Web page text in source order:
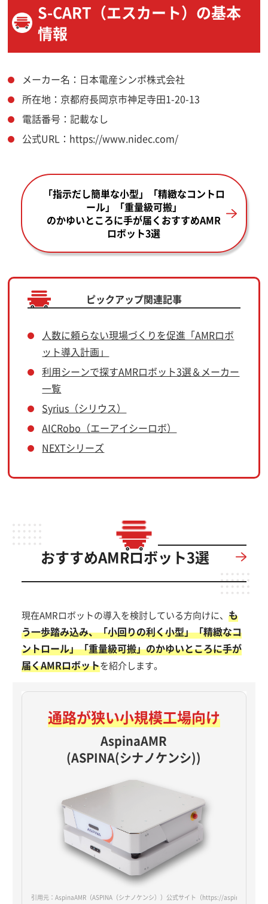
S-CART（エスカート）の基本
情報
メーカー名：日本電産シンポ株式会社
所在地：京都府長岡京市神足寺田1-20-13
電話番号：記載なし
公式URL：https://www.nidec.com/
「指示だし簡単な小型」「精緻なコントロ
ール」「重量級可搬」
のかゆいところに手が届くおすすめAMR
ロボット3選
ピックアップ関連記事
人数に頼らない現場づくりを促進「AMRロボ
ット導入計画」
利用シーンで探すAMRロボット3選＆メーカー
一覧
Syrius（シリウス）
AICRobo（エーアイシーロボ）
NEXTシリーズ
おすすめAMRロボット3選
現在AMRロボットの導入を検討している方向けに、も
う一歩踏み込み、「小回りの利く小型」「精緻なコ
ントロール」「重量級可搬」のかゆいところに手が
届くAMRロボットを紹介します。
通路が狭い小規模工場向け
AspinaAMR
(ASPINA(シナノケンシ))
引用元：AspinaAMR（ASPINA（シナノケンシ））公式サイト （https://aspina-